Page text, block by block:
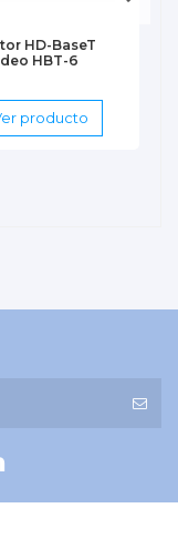
HD-BaseT
HBT-6
producto